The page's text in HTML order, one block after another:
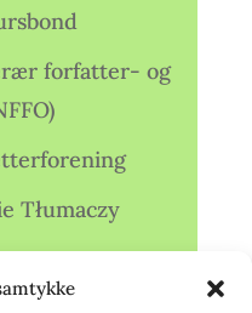
forfatter- og
Tłumaczy